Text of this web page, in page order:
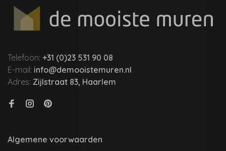
Telefoon: +31 (0)23 531 90 08
E-mail: info@demooistemuren.nl
Adres: Zijlstraat 83, Haarlem
Algemene voorwaarden